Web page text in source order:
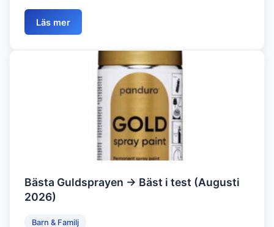
Läs mer
Bästa Guldsprayen → Bäst i test (Augusti
2026)
Barn & Familj